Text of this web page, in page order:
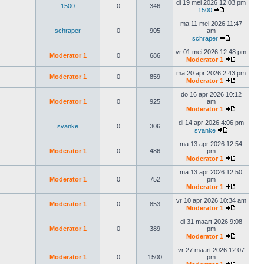
1500 0 346
di 19 mei 2026 12:03 pm
1500
schraper 0 905
ma 11 mei 2026 11:47
am
schraper
Moderator 1 0 686
vr 01 mei 2026 12:48 pm
Moderator 1
Moderator 1 0 859
ma 20 apr 2026 2:43 pm
Moderator 1
Moderator 1 0 925
do 16 apr 2026 10:12
am
Moderator 1
svanke 0 306
di 14 apr 2026 4:06 pm
svanke
Moderator 1 0 486
ma 13 apr 2026 12:54
pm
Moderator 1
Moderator 1 0 752
ma 13 apr 2026 12:50
pm
Moderator 1
Moderator 1 0 853
vr 10 apr 2026 10:34 am
Moderator 1
Moderator 1 0 389
di 31 maart 2026 9:08
pm
Moderator 1
Moderator 1 0 1500
vr 27 maart 2026 12:07
pm